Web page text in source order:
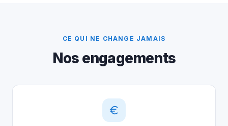
CE QUI NE CHANGE JAMAIS
Nos engagements